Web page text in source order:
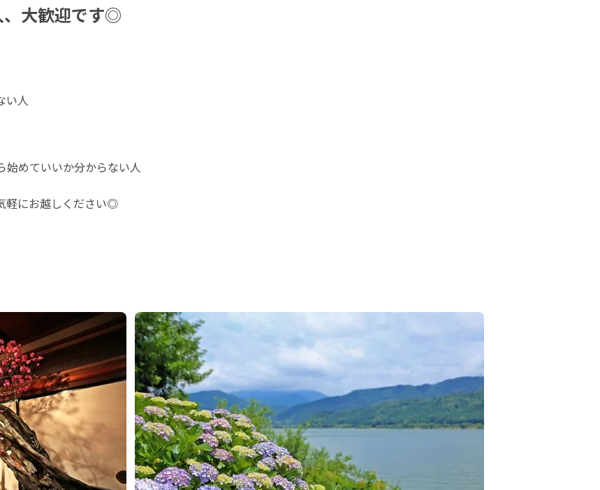
、大歓迎です◎
い人
めていいか分からない人
軽にお越しください◎